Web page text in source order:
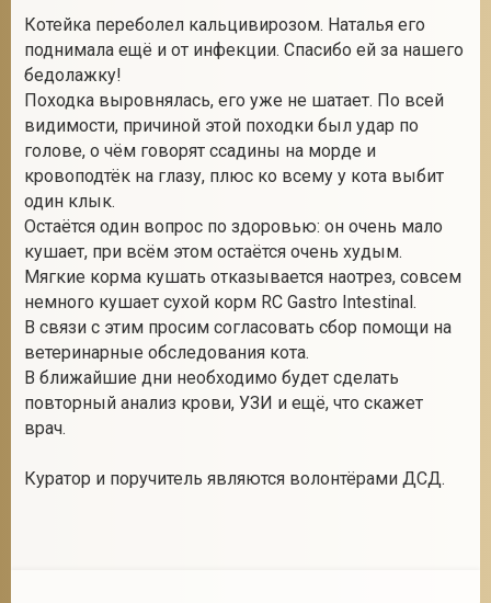
Котейка переболел кальцивирозом. Наталья его
поднимала ещё и от инфекции. Спасибо ей за нашего
бедолажку!
Походка выровнялась, его уже не шатает. По всей
видимости, причиной этой походки был удар по
голове, о чём говорят ссадины на морде и
кровоподтёк на глазу, плюс ко всему у кота выбит
один клык.
Остаётся один вопрос по здоровью: он очень мало
кушает, при всём этом остаётся очень худым.
Мягкие корма кушать отказывается наотрез, совсем
немного кушает сухой корм RC Gastro Intestinal.
В связи с этим просим согласовать сбор помощи на
ветеринарные обследования кота.
В ближайшие дни необходимо будет сделать
повторный анализ крови, УЗИ и ещё, что скажет
врач.
Куратор и поручитель являются волонтёрами ДСД.